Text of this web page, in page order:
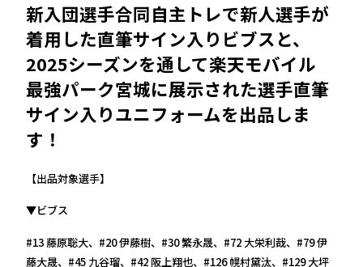
新入団選手合同自主トレで新人選手が
着用した直筆サイン入りビブスと、
2025シーズンを通して楽天モバイル
最強パーク宮城に展示された選手直筆
サイン入りユニフォームを出品しま
す！
【出品対象選手】
▼ビブス
#13 藤原聡大、#20 伊藤樹、#30 繁永晟、#72 大栄利哉、#79 伊
藤大晟、#45 九谷瑠、#42 阪上翔也、#126 幌村黛汰、#129 大坪